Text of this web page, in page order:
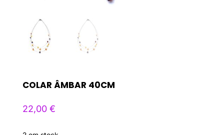
COLAR ÂMBAR 40CM
22,00 €